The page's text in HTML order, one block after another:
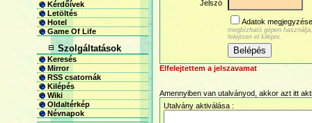
Kérdőívek
Letöltés
Hotel
Game Of Life
Szolgáltatások
Keresés
Mirror
RSS csatornák
Kilépés
Wiki
Oldaltérkép
Névnapok
Jelszó
Adatok
megbízható gépen
felejtsen el kilépni.
Elfelejtettem a jelszavamat
Amennyiben van utalványod, akkor azt itt
Utalvány aktiválása :